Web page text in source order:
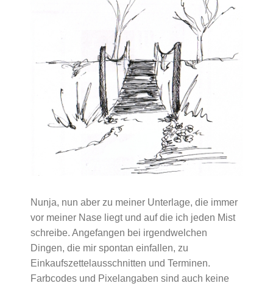
Nunja, nun aber zu meiner Unterlage, die immer
vor meiner Nase liegt und auf die ich jeden Mist
schreibe. Angefangen bei irgendwelchen
Dingen, die mir spontan einfallen, zu
Einkaufszettelausschnitten und Terminen.
Farbcodes und Pixelangaben sind auch keine